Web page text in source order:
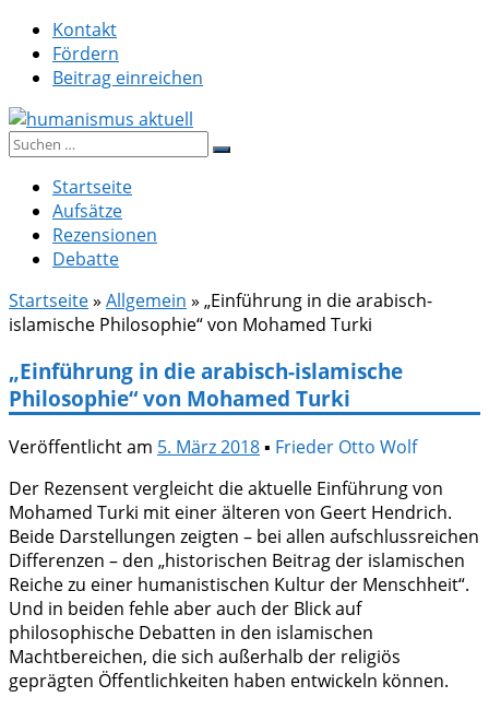
Zum
Inhalt
springen
Kontakt
Fördern
Beitrag einreichen
humanismus aktuell
Suche
Startseite
Aufsätze
Rezensionen
Debatte
Startseite» Allgemein » „Einführung in die arabisch-
islamische Philosophie“ von Mohamed Turki
„Einführung in die arabisch-islamische
Philosophie“ von Mohamed Turki
Veröffentlicht am 5. März 2018▪ Frieder Otto Wolf
Der Rezensent vergleicht die aktuelle Einführung von
Mohamed Turki mit einer älteren von Geert Hendrich.
Beide Darstellungen zeigten – bei allen aufschlussreichen
Differenzen – den „historischen Beitrag der islamischen
Reiche zu einer humanistischen Kultur der Menschheit“.
Und in beiden fehle aber auch der Blick auf
philosophische Debatten in den islamischen
Machtbereichen, die sich außerhalb der religiös
geprägten Öffentlichkeiten haben entwickeln können.